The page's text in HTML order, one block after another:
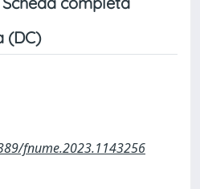
(DC)
fnume.2023.1143256